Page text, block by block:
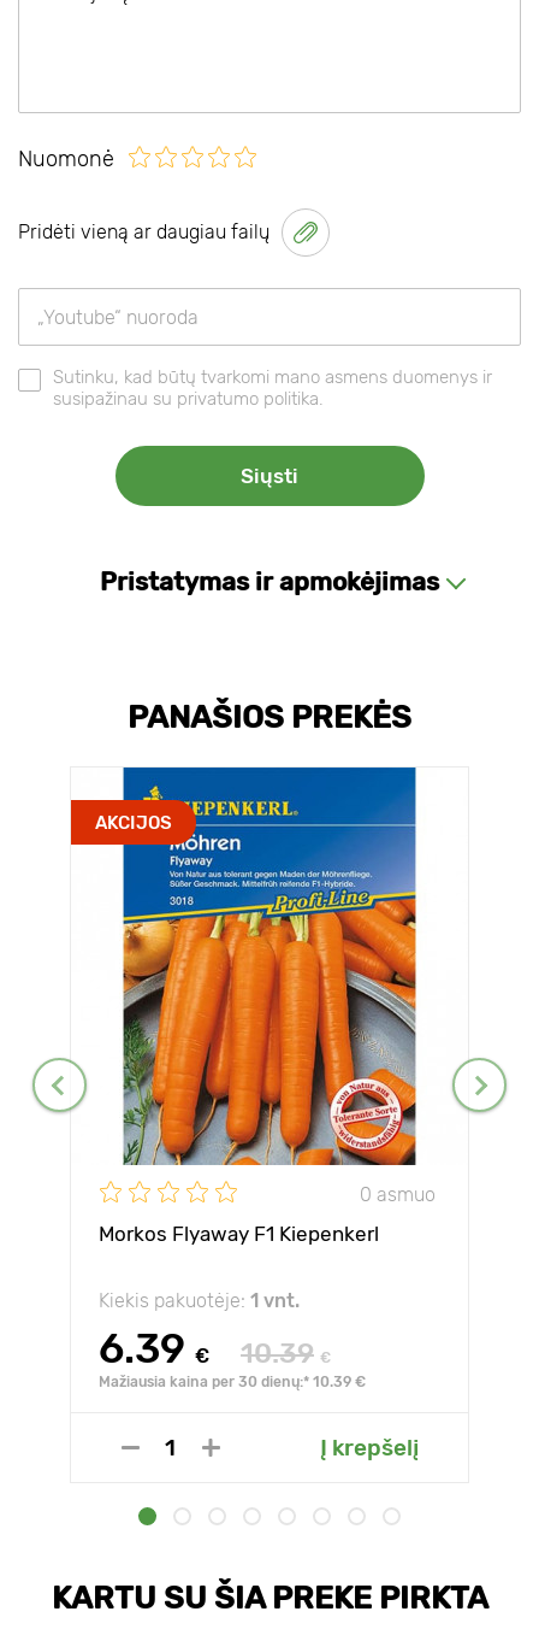
Nuomonė
Pridėti vieną ar daugiau failų
Sutinku, kad būtų tvarkomi mano asmens duomenys ir
susipažinau su privatumo politika.
Pristatymas ir apmokėjimas
PANAŠIOS PREKĖS
AKCIJOS
0 asmuo
Morkos Flyaway F1 Kiepenkerl
Kiekis pakuotėje: 1 vnt.
6.39 € 10.39 €
Mažiausia kaina per 30 dienų:* 10.39 €
Į krepšelį
KARTU SU ŠIA PREKE PIRKTA